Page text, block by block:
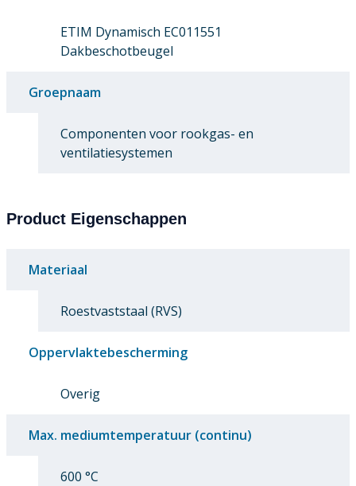
ETIM Dynamisch EC011551
Dakbeschotbeugel
Groepnaam
Componenten voor rookgas- en
ventilatiesystemen
Product Eigenschappen
Materiaal
Roestvaststaal (RVS)
Oppervlaktebescherming
Overig
Max. mediumtemperatuur (continu)
600 °C